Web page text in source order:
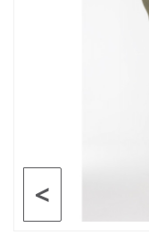
<